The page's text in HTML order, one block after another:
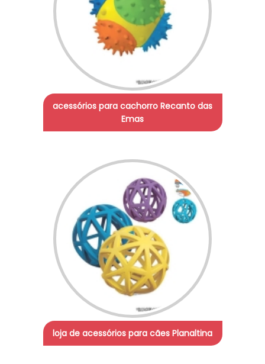
acessórios para cachorro Recanto das
Emas
loja de acessórios para cães Planaltina